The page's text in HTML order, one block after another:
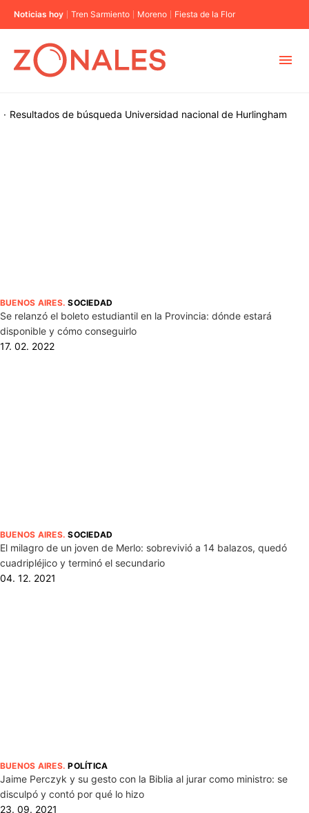
Noticias hoy Tren Sarmiento Moreno Fiesta de la Flor
Resultados de búsqueda
· Universidad nacional de Hurlingham
BUENOS AIRES.SOCIEDAD
Se relanzó el boleto estudiantil en la Provincia: dónde estará
disponible y cómo conseguirlo
17. 02. 2022
BUENOS AIRES.SOCIEDAD
El milagro de un joven de Merlo: sobrevivió a 14 balazos, quedó
cuadripléjico y terminó el secundario
04. 12. 2021
BUENOS AIRES.POLÍTICA
Jaime Perczyk y su gesto con la Biblia al jurar como ministro: se
disculpó y contó por qué lo hizo
23. 09. 2021